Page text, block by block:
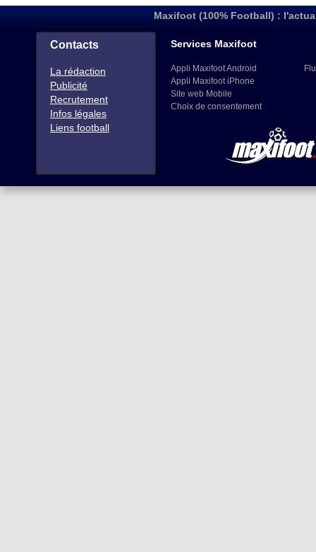
Maxifoot (100% Football) :
Contacts
La rédaction
Publicité
Recrutement
Infos légales
Liens football
Services Maxifoot
Appli Maxifoot Android
Appli Maxifoot iPhone
Site web Mobile
Choix de consentement